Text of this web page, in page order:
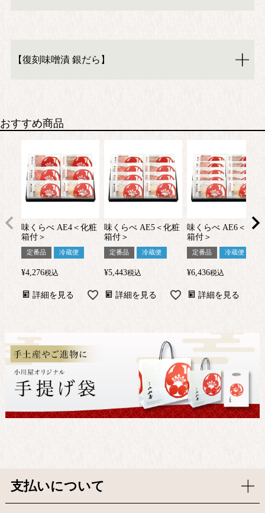
【復刻味噌漬 銀だら】
おすすめ商品
味くらべ AE4＜化粧
箱付＞
定番品 冷蔵便
¥4,276税込
詳細を見る
味くらべ AE5＜化粧
箱付＞
定番品 冷蔵便
¥5,443税込
詳細を見る
味くらべ AE6＜化粧
箱付＞
定番品 冷蔵便
¥6,436税込
詳細を見る
支払いについて